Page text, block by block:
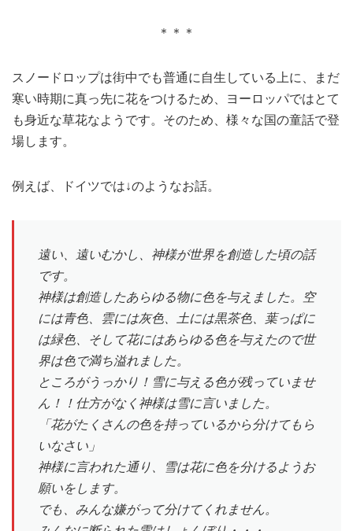
＊＊＊
スノードロップは街中でも普通に自生している上に、まだ
寒い時期に真っ先に花をつけるため、ヨーロッパではとて
も身近な草花なようです。そのため、様々な国の童話で登
場します。
例えば、ドイツでは↓のようなお話。
遠い、遠いむかし、神様が世界を創造した頃の話
です。
神様は創造したあらゆる物に色を与えました。空
には青色、雲には灰色、土には黒茶色、葉っぱに
は緑色、そして花にはあらゆる色を与えたので世
界は色で満ち溢れました。
ところがうっかり！雪に与える色が残っていませ
ん！！仕方がなく神様は雪に言いました。
「花がたくさんの色を持っているから分けてもら
いなさい」
神様に言われた通り、雪は花に色を分けるようお
願いをします。
でも、みんな嫌がって分けてくれません。